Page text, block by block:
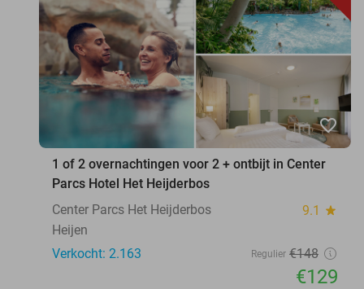
favorite_border
1 of 2 overnachtingen voor 2 + ontbijt in Center
Parcs Hotel Het Heijderbos
Center Parcs Het Heijderbos
9.1 star
Heijen
Verkocht: 2.163
Regulier €148
€129